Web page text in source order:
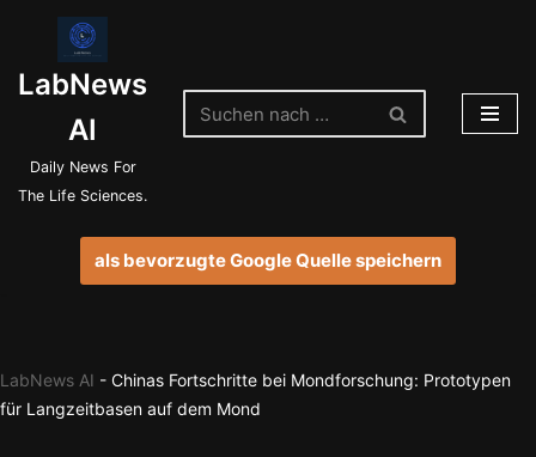
Inhalt
springen
LabNews
AI
Daily News For
The Life Sciences.
als bevorzugte Google Quelle speichern
LabNews AI - Chinas Fortschritte bei Mondforschung: Prototypen
für Langzeitbasen auf dem Mond